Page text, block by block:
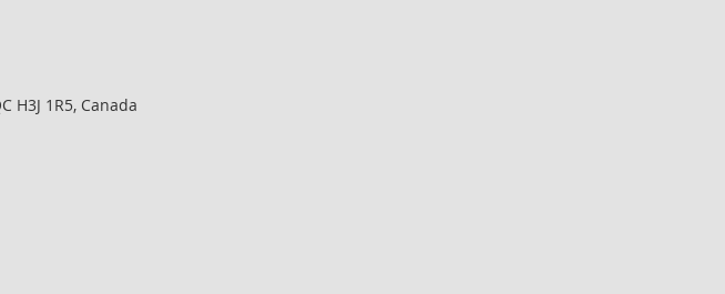
H3J 1R5, Canada